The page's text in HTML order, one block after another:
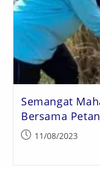
Semangat
Bersama
11/08/2023